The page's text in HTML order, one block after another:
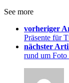
See more
vorheriger
Präsente für
nächster
rund um